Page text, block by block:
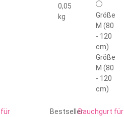
0,05
kg
Größe
M (80
- 120
cm)
Größe
M (80
- 120
cm)
BestsellerBauchgurt für